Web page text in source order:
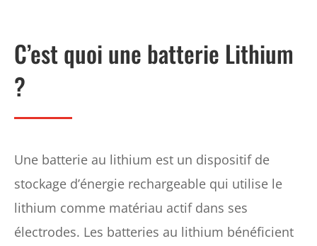
C’est quoi une batterie Lithium
?
Une batterie au lithium est un dispositif de
stockage d’énergie rechargeable qui utilise le
lithium comme matériau actif dans ses
électrodes. Les batteries au lithium bénéficient